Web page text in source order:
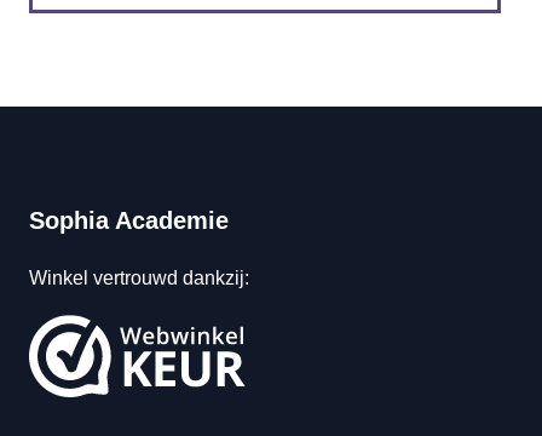
Sophia Academie
Winkel vertrouwd dankzij: